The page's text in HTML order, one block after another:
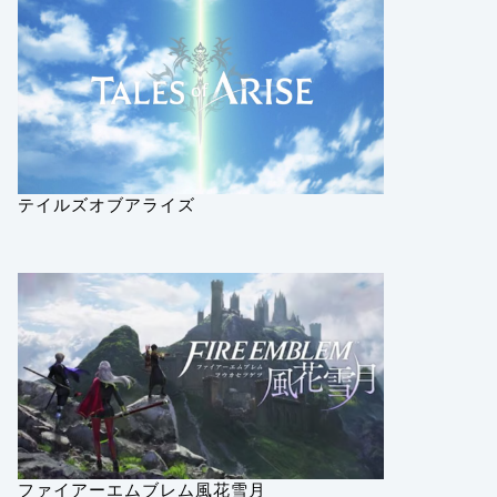
テイルズオブアライズ
ファイアーエムブレム風花雪月